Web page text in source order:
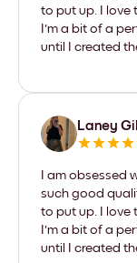
to put up. I love
I'm a bit of a
until I created
Laney Gill
I am obsessed
such good
to put up. I love
I'm a bit of a
until I created